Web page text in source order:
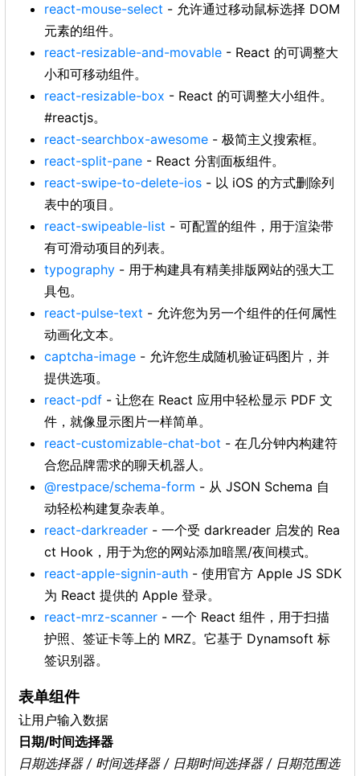
react-mouse-select - 允许通过移动鼠标选择 DOM
元素的组件。
react-resizable-and-movable - React 的可调整大
小和可移动组件。
react-resizable-box - React 的可调整大小组件。
#reactjs。
react-searchbox-awesome - 极简主义搜索框。
react-split-pane - React 分割面板组件。
react-swipe-to-delete-ios - 以 iOS 的方式删除列
表中的项目。
react-swipeable-list - 可配置的组件，用于渲染带
有可滑动项目的列表。
typography - 用于构建具有精美排版网站的强大工
具包。
react-pulse-text - 允许您为另一个组件的任何属性
动画化文本。
captcha-image - 允许您生成随机验证码图片，并
提供选项。
react-pdf - 让您在 React 应用中轻松显示 PDF 文
件，就像显示图片一样简单。
react-customizable-chat-bot - 在几分钟内构建符
合您品牌需求的聊天机器人。
@restpace/schema-form - 从 JSON Schema 自
动轻松构建复杂表单。
react-darkreader - 一个受 darkreader 启发的 Rea
ct Hook，用于为您的网站添加暗黑/夜间模式。
react-apple-signin-auth - 使用官方 Apple JS SDK
为 React 提供的 Apple 登录。
react-mrz-scanner - 一个 React 组件，用于扫描
护照、签证卡等上的 MRZ。它基于 Dynamsoft 标
签识别器。
表单组件
让用户输入数据
日期/时间选择器
日期选择器 / 时间选择器 / 日期时间选择器 / 日期范围选